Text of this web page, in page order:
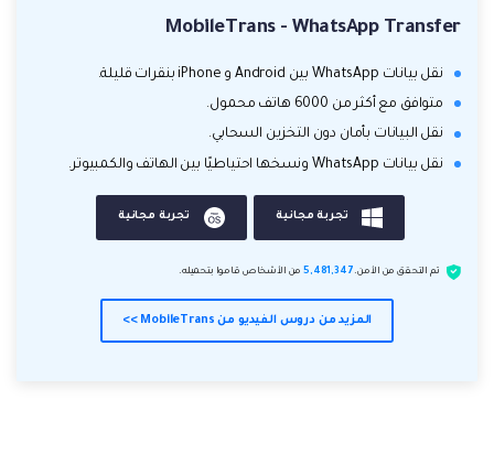
MobileTrans - WhatsApp Transfer
نقل بيانات WhatsApp بين Android و iPhone بنقرات قليلة.
متوافق مع أكثر من 6000 هاتف محمول.
نقل البيانات بأمان دون التخزين السحابي.
نقل بيانات WhatsApp ونسخها احتياطيًا بين الهاتف والكمبيوتر.
تجربة مجانية تجربة مجانية
تم التحقق من الأمن.5,481,347 من الأشخاص قاموا بتحميله.
المزيد من دروس الفيديو من MobileTrans >>